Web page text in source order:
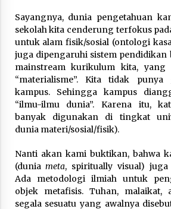
Sayangnya, dunia pengetahuan
sekolah kita cenderung terfokus
untuk alam fisik/sosial (ontologi
juga dipengaruhi sistem pendidikan
mainstream kurikulum kita, yang
“materialisme”. Kita tidak
kampus. Sehingga kampus
“ilmu-ilmu dunia”. Karena itu,
banyak digunakan di tingkat
dunia materi/sosial/fisik).
Nanti akan kami buktikan, bahwa
(duniameta, spiritually visual) juga
Ada metodologi ilmiah untuk
objek metafisis. Tuhan, malaikat,
segala sesuatu yang awalnya